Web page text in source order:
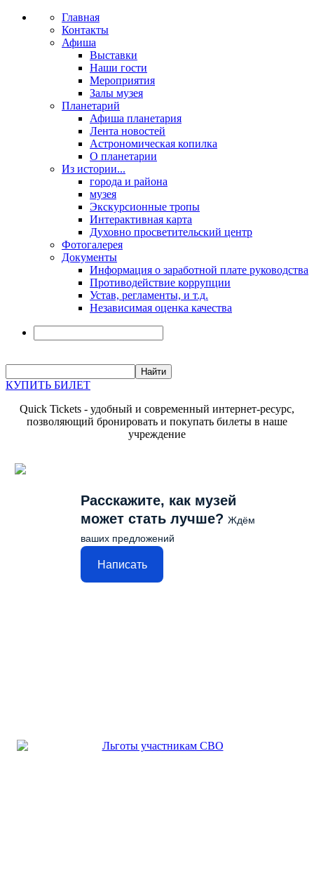
Главная
Контакты
Афиша
Выставки
Наши гости
Мероприятия
Залы музея
Планетарий
Афиша планетария
Лента новостей
Астрономическая копилка
О планетарии
Из истории...
города и района
музея
Экскурсионные тропы
Интерактивная карта
Духовно просветительский центр
Фотогалерея
Документы
Информация о заработной плате руководства
Противодействие коррупции
Устав, регламенты, и т.д.
Независимая оценка качества
КУПИТЬ БИЛЕТ
Quick Tickets - удобный и современный интернет-ресурс,
позволяющий бронировать и покупать билеты в наше
учреждение
Расскажите, как музей
может стать лучше? Ждём
ваших предложений
Написать